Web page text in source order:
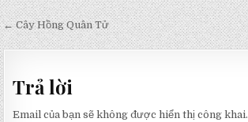
Điều
hướng
viết
← Cây Hồng Quân Tử
Trả lời
Email của bạn sẽ không được hiển thị công khai.